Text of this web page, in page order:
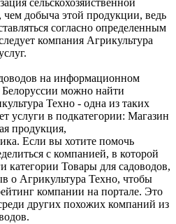
сельскохозяйственной
добыча этой продукции, ведь
согласно определенным
компания Агрикультура
на информационном
Белоруссии можно найти
Техно - одна из таких
услуги в подкатегории: Магазин
продукция,
Если вы хотите помочь
с компанией, в которой
категории Товары для садоводов,
о Агрикультура Техно, чтобы
компании на портале. Это
других похожих компаний из